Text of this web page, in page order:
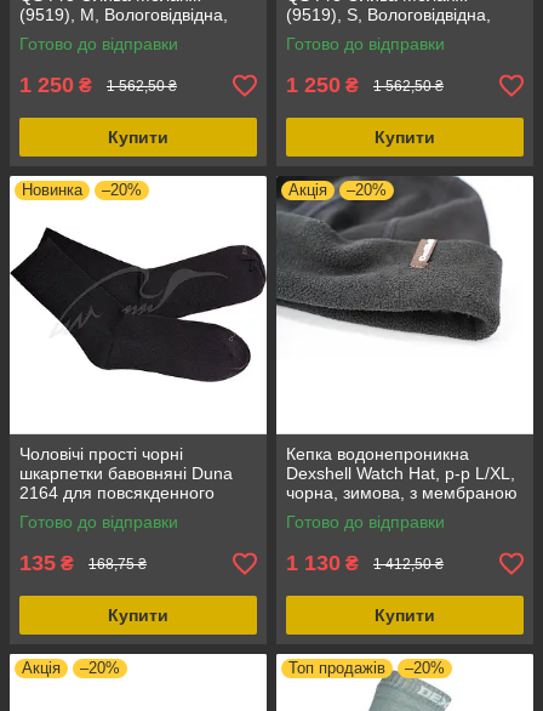
(9519), M, Вологовідвідна,
Швидке висихання,
Еластичність, Легкість, Осінь,
Готово до відправки
1 250 ₴ 1 562,50 ₴
Купити
(9519), S, Вологовідвідна,
Фліс, Осінь, Зима, Швидке
висихання, Еластичність
Готово до відправки
1 250 ₴ 1 562,50 ₴
Купити
Новинка –20%
Чоловічі прості чорні
шкарпетки бавовняні Duna
2164 для повсякденного
носіння Розмір 25-27 (40-42)
водонепроникні шкарпетки
Готово до відправки
135 ₴ 168,75 ₴
Купити
Акція –20%
Кепка водонепроникна
Dexshell Watch Hat, р-р L/XL,
чорна, зимова, з мембраною
Porelle
Готово до відправки
1 130 ₴ 1 412,50 ₴
Купити
Акція –20% Топ продажів –20%